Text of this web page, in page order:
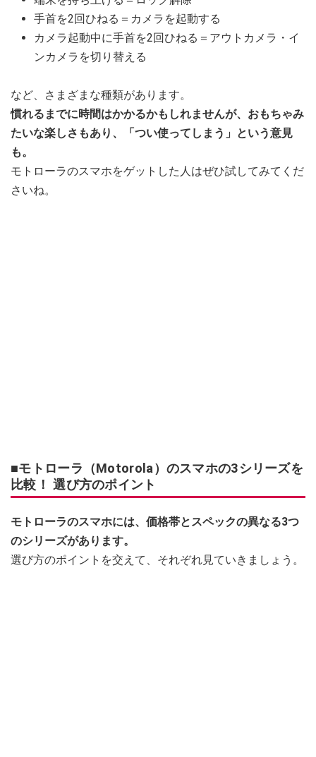
手首を2回ひねる＝カメラを起動する
カメラ起動中に手首を2回ひねる＝アウトカメラ・イ
ンカメラを切り替える
など、さまざまな種類があります。
慣れるまでに時間はかかるかもしれませんが、おもちゃみ
たいな楽しさもあり、「つい使ってしまう」という意見
も。
モトローラのスマホをゲットした人はぜひ試してみてくだ
さいね。
■モトローラ（Motorola）のスマホの3シリーズを
比較！ 選び方のポイント
モトローラのスマホには、価格帯とスペックの異なる3つ
のシリーズがあります。
選び方のポイントを交えて、それぞれ見ていきましょう。